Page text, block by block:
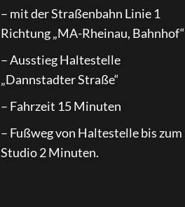
– mit der Straßenbahn Linie 1
Richtung „MA-Rheinau, Bahnhof“
– Ausstieg Haltestelle
„Dannstadter Straße“
– Fahrzeit 15 Minuten
– Fußweg von Haltestelle bis zum
Studio 2 Minuten.